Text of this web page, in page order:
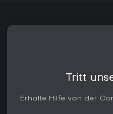
Tritt
Erhalte Hilfe von der